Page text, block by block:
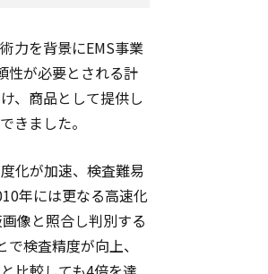
力を背景にEMS事業
性が必要とされる計
、商品として提供し
きました。
化が加速、検査難易
年には更なる高速化
像と照合し判別する
検査精度が向上、